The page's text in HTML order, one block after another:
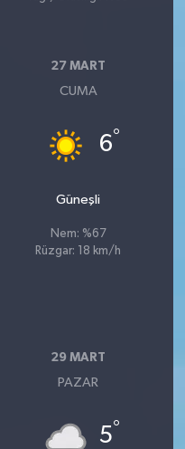
27 MART
CUMA
6°
Güneşli
Nem: %67
Rüzgar: 18 km/h
29 MART
PAZAR
5°